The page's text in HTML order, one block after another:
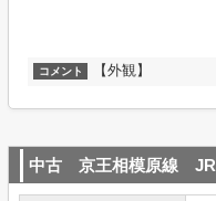
コメント 【外観】
中古 京王相模原線